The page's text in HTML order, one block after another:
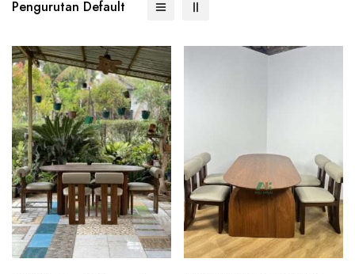
Pengurutan Default